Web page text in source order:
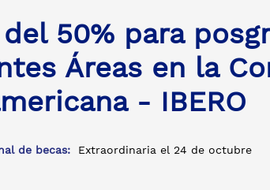
del 50% para
Áreas en la
- IBERO
de becas: Extraordinaria el 24 de octubre